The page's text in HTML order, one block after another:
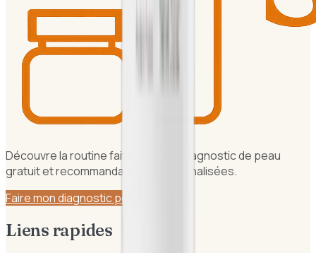
Découvre la routine faite pour toi. Diagnostic de peau
gratuit et recommandations personnalisées.
Faire mon diagnostic peau
Liens rapides